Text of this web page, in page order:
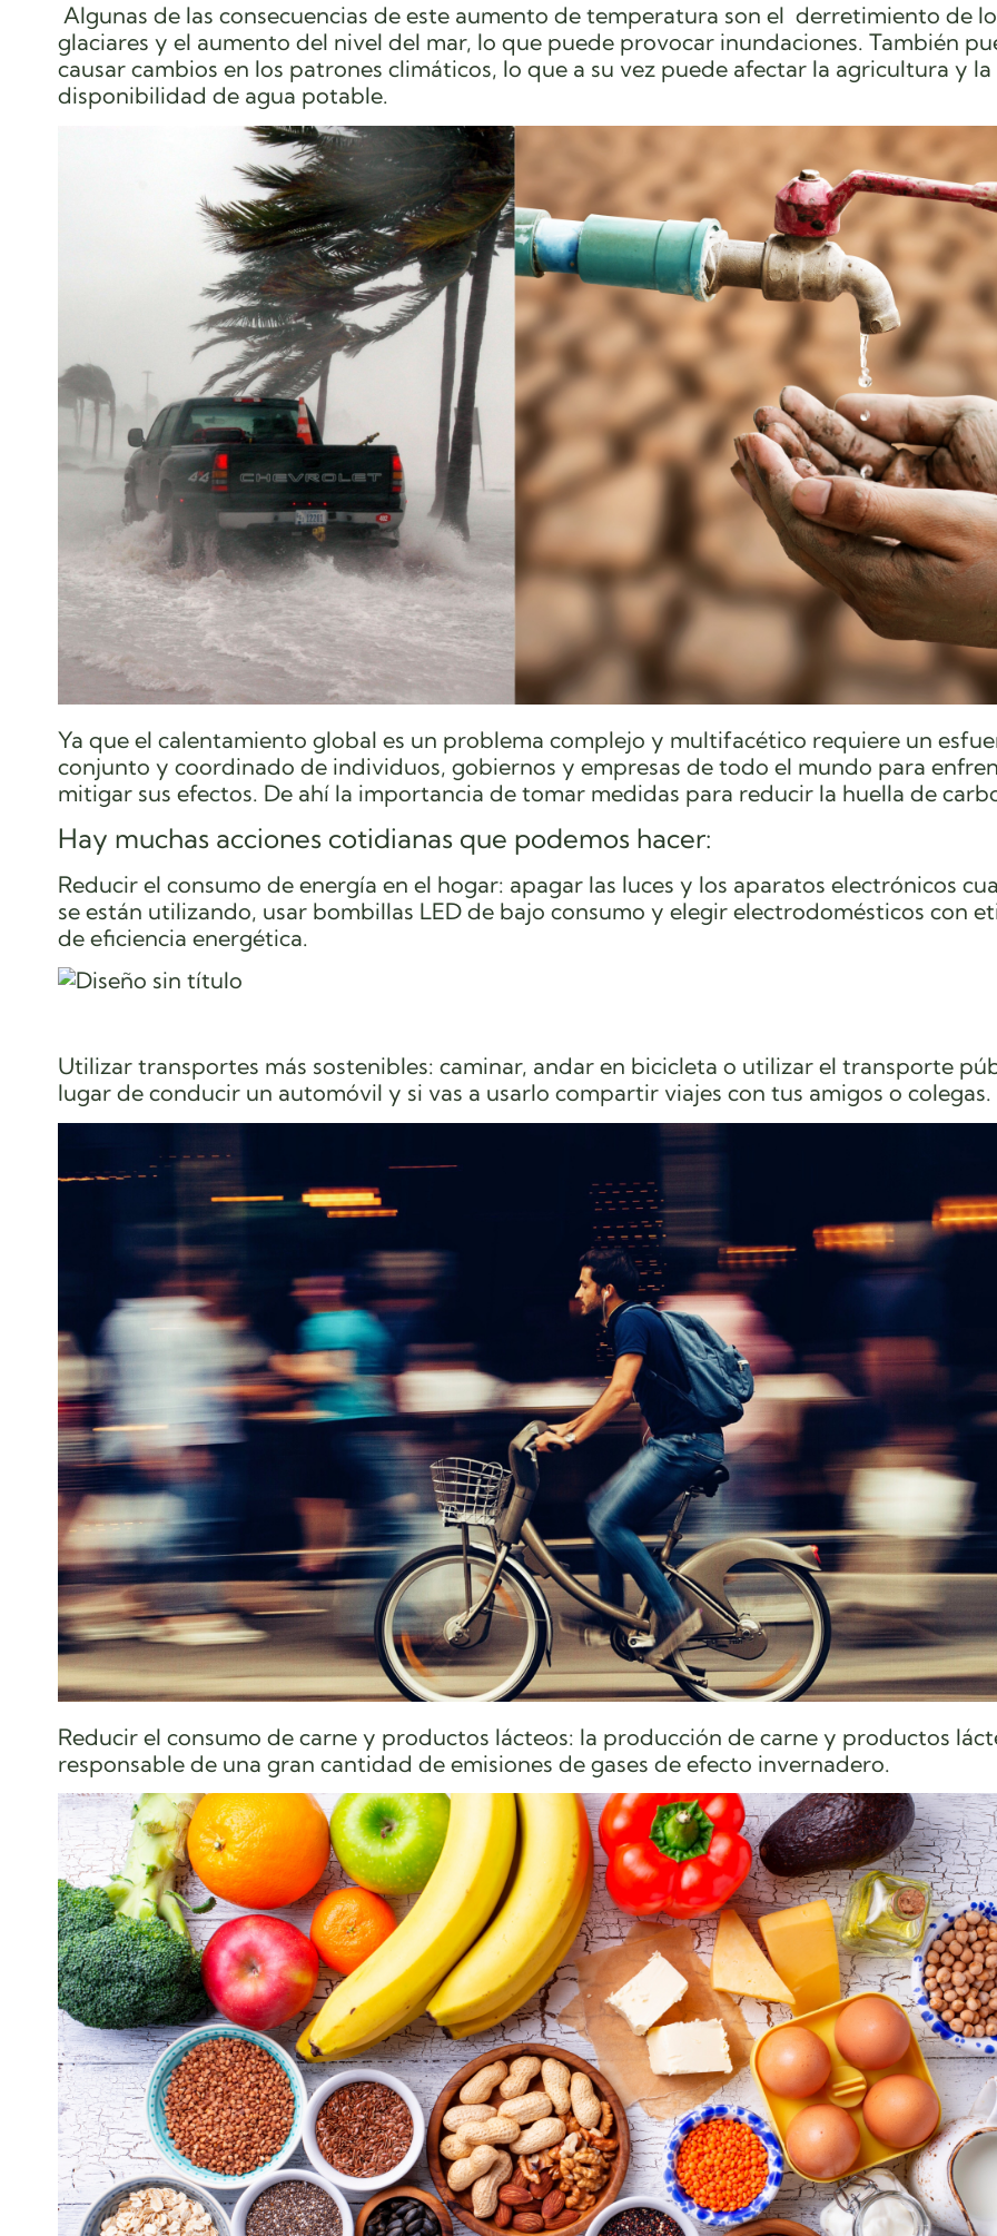
Algunas de las consecuencias de este aumento de temperatura son el derretimiento de
glaciares y el aumento del nivel del mar, lo que puede provocar inundaciones. También
causar cambios en los patrones climáticos, lo que a su vez puede afectar la agricultura y la
disponibilidad de agua potable.
Ya que el calentamiento global es un problema complejo y multifacético requiere un
conjunto y coordinado de individuos, gobiernos y empresas de todo el mundo para
mitigar sus efectos. De ahí la importancia de tomar medidas para reducir la huella de
Hay muchas acciones cotidianas que podemos hacer:
Reducir el consumo de energía en el hogar: apagar las luces y los aparatos electrónicos
se están utilizando, usar bombillas LED de bajo consumo y elegir electrodomésticos con
de eficiencia energética.
Utilizar transportes más sostenibles: caminar, andar en bicicleta o utilizar el transporte
lugar de conducir un automóvil y si vas a usarlo compartir viajes con tus amigos o colegas.
Reducir el consumo de carne y productos lácteos: la producción de carne y productos
responsable de una gran cantidad de emisiones de gases de efecto invernadero.